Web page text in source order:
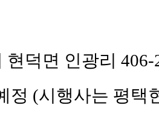
현덕면 인광리
정 (시행사는 평택